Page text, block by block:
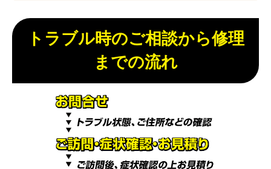
トラブル時のご相談から修理
までの流れ